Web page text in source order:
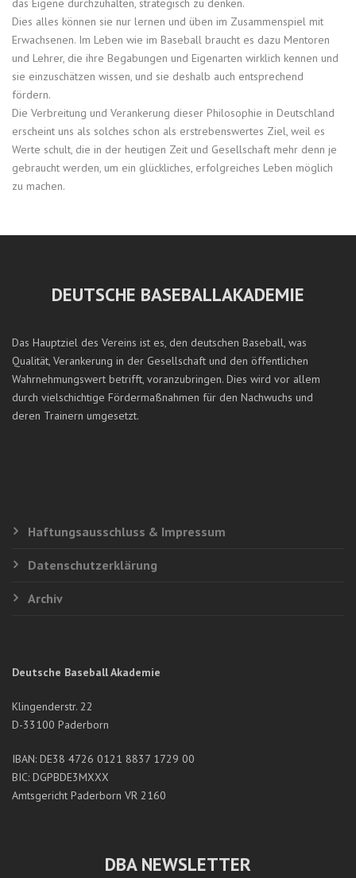
das Eigene durchzuhalten, strategisch zu denken.
Dies alles können sie nur lernen und üben im Zusammenspiel mit
Erwachsenen. Im Leben wie im Baseball braucht es dazu Mentoren
und Lehrer, die ihre Begabungen und Eigenarten wirklich kennen und
sie einzuschätzen wissen, und sie deshalb auch entsprechend
fördern.
Die Verbreitung und Verankerung dieser Philosophie in Deutschland
erscheint uns als solches schon als erstrebenswertes Ziel, weil es
Werte schult, die in der heutigen Zeit und Gesellschaft mehr denn je
gebraucht werden, um ein glückliches, erfolgreiches Leben möglich
zu machen.
DEUTSCHE BASEBALLAKADEMIE
Das Hauptziel des Vereins ist es, den deutschen Baseball, was
Qualität, Verankerung in der Gesellschaft und den öffentlichen
Wahrnehmungswert betrifft, voranzubringen. Dies wird vor allem
durch vielschichtige Fördermaßnahmen für den Nachwuchs und
deren Trainern umgesetzt.
Haftungsausschluss & Impressum
Datenschutzerklärung
Archiv
Deutsche Baseball Akademie
Klingenderstr. 22
D-33100 Paderborn
IBAN: DE38 4726 0121 8837 1729 00
BIC: DGPBDE3MXXX
Amtsgericht Paderborn VR 2160
DBA NEWSLETTER